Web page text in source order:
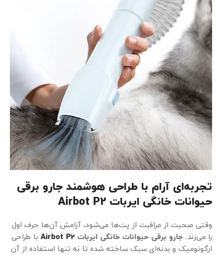
تجربه‌ای آرام با طراحی هوشمند جارو برقی
حیوانات خانگی ایربات Airbot P2
وقتی صحبت از مراقبت از پت‌ها می‌شود، آرامش آن‌ها حرف اول
را می‌زند. جارو برقی حیوانات خانگی ایربات Airbot P2 با طراحی
ارگونومیک و بدنه‌ای سبک ساخته شده تا نه تنها استفاده از آن